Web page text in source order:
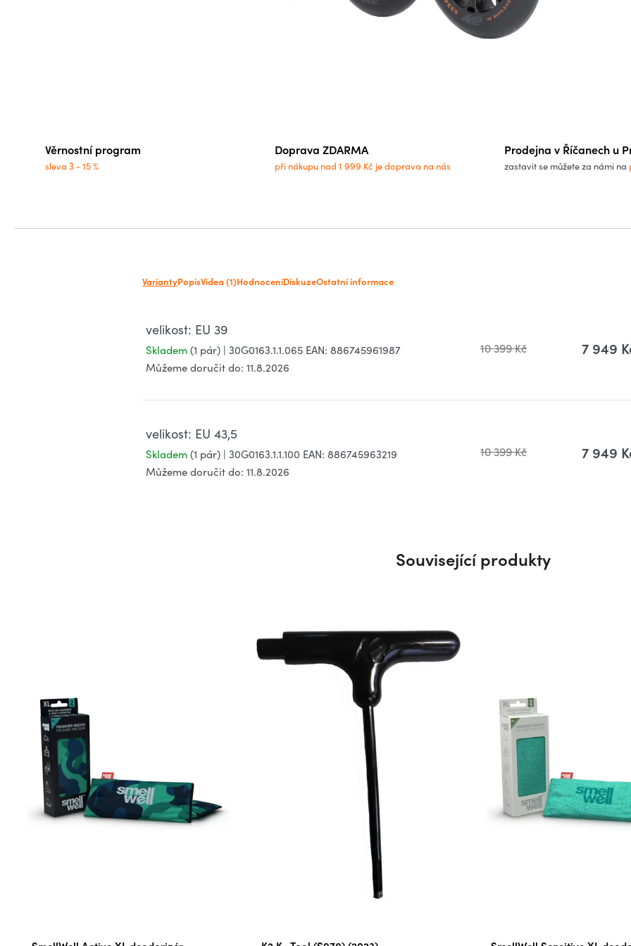
Věrnostní program
sleva 3 - 15 %
Doprava ZDARMA
při nákupu nad 1 999 Kč je doprava na nás
Prodejna v Říčanech u
zastavit se můžete za námi na
VariantyPopisVidea (1)HodnoceníDiskuzeOstatní informace
velikost: EU 39
Skladem (1 pár) | 30G0163.1.1.065 EAN: 886745961987
Můžeme doručit do: 11.8.2026
10 399 Kč 7 949
velikost: EU 43,5
Skladem (1 pár) | 30G0163.1.1.100 EAN: 886745963219
Můžeme doručit do: 11.8.2026
10 399 Kč 7 949
Související produkty